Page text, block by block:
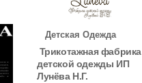
Детская Одежда
Трикотажная фабрика
детской одежды ИП
Лунёва Н.Г.